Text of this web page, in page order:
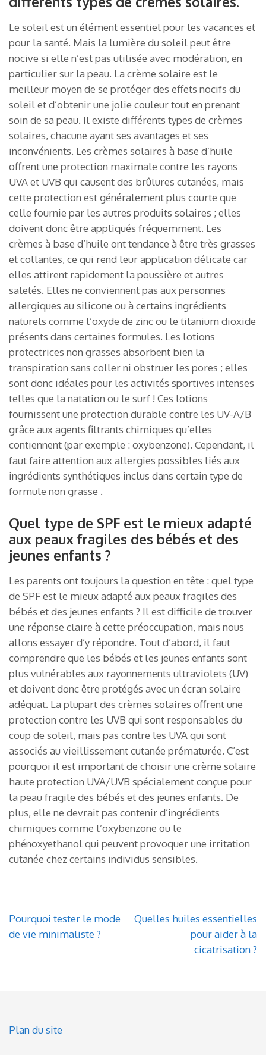
Le soleil est un élément essentiel pour les vacances et
pour la santé. Mais la lumière du soleil peut être
nocive si elle n’est pas utilisée avec modération, en
particulier sur la peau. La crème solaire est le
meilleur moyen de se protéger des effets nocifs du
soleil et d’obtenir une jolie couleur tout en prenant
soin de sa peau. Il existe différents types de crèmes
solaires, chacune ayant ses avantages et ses
inconvénients. Les crèmes solaires à base d’huile
offrent une protection maximale contre les rayons
UVA et UVB qui causent des brûlures cutanées, mais
cette protection est généralement plus courte que
celle fournie par les autres produits solaires ; elles
doivent donc être appliqués fréquemment. Les
crèmes à base d’huile ont tendance à être très grasses
et collantes, ce qui rend leur application délicate car
elles attirent rapidement la poussière et autres
saletés. Elles ne conviennent pas aux personnes
allergiques au silicone ou à certains ingrédients
naturels comme l’oxyde de zinc ou le titanium dioxide
présents dans certaines formules. Les lotions
protectrices non grasses absorbent bien la
transpiration sans coller ni obstruer les pores ; elles
sont donc idéales pour les activités sportives intenses
telles que la natation ou le surf ! Ces lotions
fournissent une protection durable contre les UV-A/B
grâce aux agents filtrants chimiques qu’elles
contiennent (par exemple : oxybenzone). Cependant, il
faut faire attention aux allergies possibles liés aux
ingrédients synthétiques inclus dans certain type de
formule non grasse .
Quel type de SPF est le mieux adapté
aux peaux fragiles des bébés et des
jeunes enfants ?
Les parents ont toujours la question en tête : quel type
de SPF est le mieux adapté aux peaux fragiles des
bébés et des jeunes enfants ? Il est difficile de trouver
une réponse claire à cette préoccupation, mais nous
allons essayer d’y répondre. Tout d’abord, il faut
comprendre que les bébés et les jeunes enfants sont
plus vulnérables aux rayonnements ultraviolets (UV)
et doivent donc être protégés avec un écran solaire
adéquat. La plupart des crèmes solaires offrent une
protection contre les UVB qui sont responsables du
coup de soleil, mais pas contre les UVA qui sont
associés au vieillissement cutanée prématurée. C’est
pourquoi il est important de choisir une crème solaire
haute protection UVA/UVB spécialement conçue pour
la peau fragile des bébés et des jeunes enfants. De
plus, elle ne devrait pas contenir d’ingrédients
chimiques comme l’oxybenzone ou le
phénoxyethanol qui peuvent provoquer une irritation
cutanée chez certains individus sensibles.
Post
navigation
Pourquoi tester le mode
de vie minimaliste ?
Quelles huiles essentielles
pour aider à la
cicatrisation ?
Plan du site